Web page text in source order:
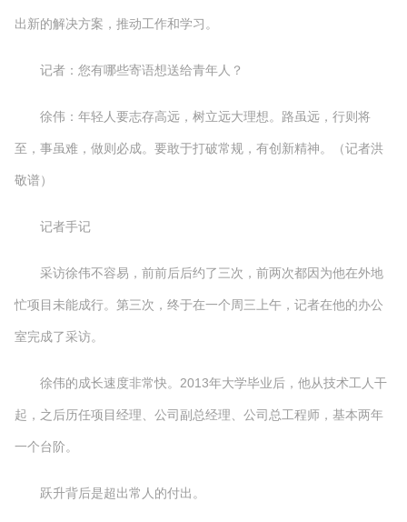
出新的解决方案，推动工作和学习。
记者：您有哪些寄语想送给青年人？
徐伟：年轻人要志存高远，树立远大理想。路虽远，行则将
至，事虽难，做则必成。要敢于打破常规，有创新精神。（记者洪
敬谱）
记者手记
采访徐伟不容易，前前后后约了三次，前两次都因为他在外地
忙项目未能成行。第三次，终于在一个周三上午，记者在他的办公
室完成了采访。
徐伟的成长速度非常快。2013年大学毕业后，他从技术工人干
起，之后历任项目经理、公司副总经理、公司总工程师，基本两年
一个台阶。
跃升背后是超出常人的付出。